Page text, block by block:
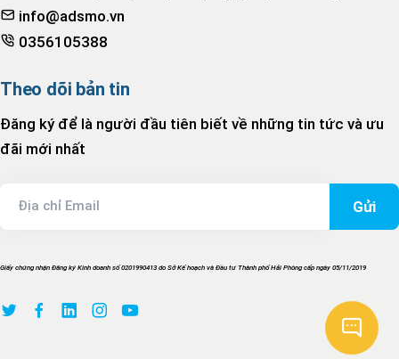
info@adsmo.vn
0356105388
Theo dõi bản tin
Đăng ký để là người đầu tiên biết về những tin tức và ưu
đãi mới nhất
Địa chỉ Email
Giấy chứng nhận Đăng ký Kinh doanh số 0201990413 do Sở Kế hoạch và Đầu tư Thành phố Hải Phòng cấp ngày 05/11/2019